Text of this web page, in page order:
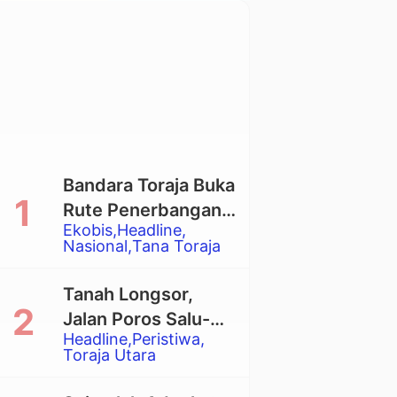
Ekobis Headline
Nasional Tana Toraja
Bandara Toraja Buka
Rute Penerbangan
Langsung Toraja-
Balikpapan
Headline Peristiwa
Toraja Utara
Tanah Longsor,
Jalan Poros Salu-
Dende’ Tertutup
Total